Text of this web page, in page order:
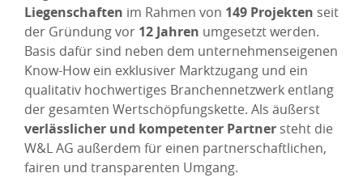
Liegenschaften im Rahmen von 149 Projekten seit
der Gründung vor 12 Jahren umgesetzt werden.
Basis dafür sind neben dem unternehmenseigenen
Know-How ein exklusiver Marktzugang und ein
qualitativ hochwertiges Branchennetzwerk entlang
der gesamten Wertschöpfungskette. Als äußerst
verlässlicher und kompetenter Partner steht die
W&L AG außerdem für einen partnerschaftlichen,
fairen und transparenten Umgang.